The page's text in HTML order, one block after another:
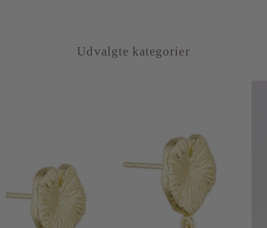
Udvalgte kategorier